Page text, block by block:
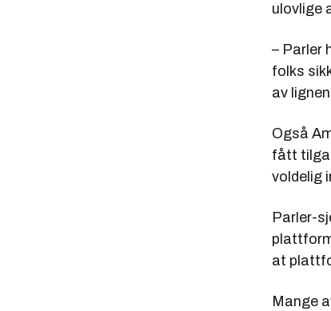
ulovlige
– Parler
folks
av
Også
fått
voldelig
Parler-
at
Mange